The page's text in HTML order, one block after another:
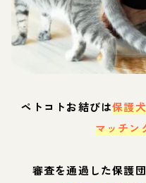
ペトコトお結びは保護
マッチン
審査を通過した保護